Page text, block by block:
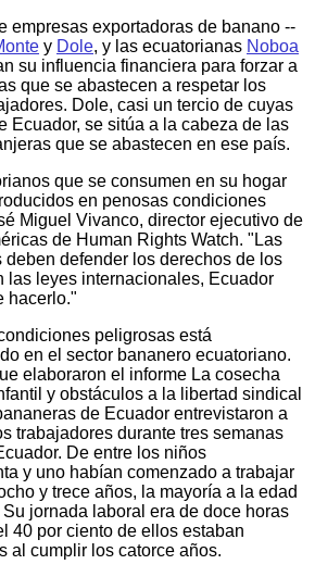
empresas exportadoras de banano --
y Dole, y las ecuatorianas Noboa
su influencia financiera para forzar a
que se abastecen a respetar los
Dole, casi un tercio de cuyas
Ecuador, se sitúa a la cabeza de las
que se abastecen en ese país.
que se consumen en su hogar
en penosas condiciones
Miguel Vivanco, director ejecutivo de
de Human Rights Watch. "Las
deben defender los derechos de los
las leyes internacionales, Ecuador
hacerlo."
peligrosas está
en el sector bananero ecuatoriano.
elaboraron el informe La cosecha
y obstáculos a la libertad sindical
de Ecuador entrevistaron a
trabajadores durante tres semanas
De entre los niños
y uno habían comenzado a trabajar
y trece años, la mayoría a la edad
jornada laboral era de doce horas
40 por ciento de ellos estaban
al cumplir los catorce años.